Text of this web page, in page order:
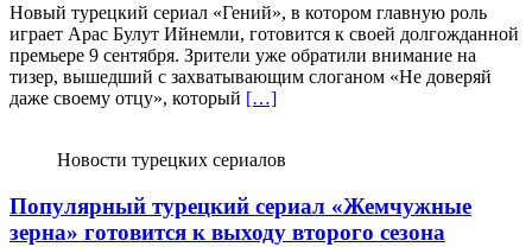
Новый турецкий сериал «Гений», в котором главную роль
играет Арас Булут Ийнемли, готовится к своей долгожданной
премьере 9 сентября. Зрители уже обратили внимание на
тизер, вышедший с захватывающим слоганом «Не доверяй
даже своему отцу», который […]
Новости турецких сериалов
Популярный турецкий сериал «Жемчужные
зерна» готовится к выходу второго сезона